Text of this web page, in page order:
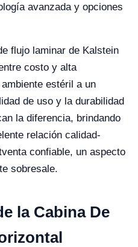
avanzada y opciones
flujo laminar de Kalstein
costo y alta
estéril a un
de uso y la durabilidad
la diferencia, brindando
relación calidad-
confiable, un aspecto
sobresale.
la Cabina De